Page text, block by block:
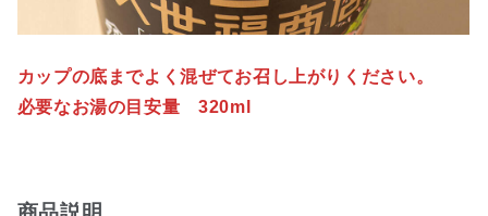
カップの底までよく混ぜてお召し上がりください。
必要なお湯の目安量 320ml